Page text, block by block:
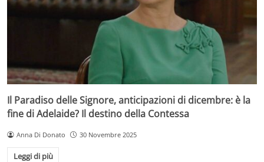
Il Paradiso delle Signore, anticipazioni di dicembre: è la
fine di Adelaide? Il destino della Contessa
Anna Di Donato 30 Novembre 2025
Leggi di più